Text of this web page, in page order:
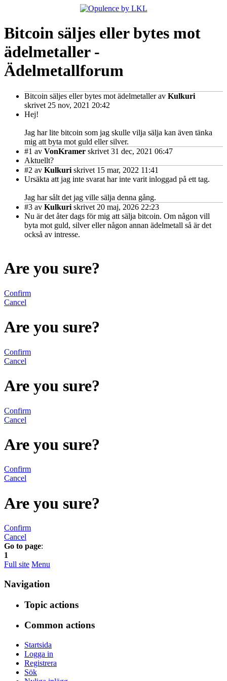
Bitcoin säljes eller bytes mot
ädelmetaller -
Ädelmetallforum
Bitcoin säljes eller bytes mot ädelmetallerav Kulkuri
skrivet 25 nov, 2021 20:42
Hej!
Jag har lite bitcoin som jag skulle vilja sälja kan även tänka
mig att byta mot guld eller silver.
#1 av VonKramer skrivet 31 dec, 2021 06:47
Aktuellt?
#2 av Kulkuri skrivet 15 mar, 2022 11:41
Ursäkta att jag inte svarat har inte varit inloggad på ett tag.
Jag har sålt det jag ville sälja denna gång.
#3 av Kulkuri skrivet 20 maj, 2026 22:23
Nu är det åter dags för mig att sälja bitcoin. Om någon vill
byta mot guld, silver eller någon annan ädelmetall så är det
också av intresse.
Are you sure?
Confirm
Cancel
Are you sure?
Confirm
Cancel
Are you sure?
Confirm
Cancel
Are you sure?
Confirm
Cancel
Are you sure?
Confirm
Cancel
Go to page:
1
Full site Menu
Navigation
Topic actions
Common actions
Startsida
Logga in
Registrera
Sök